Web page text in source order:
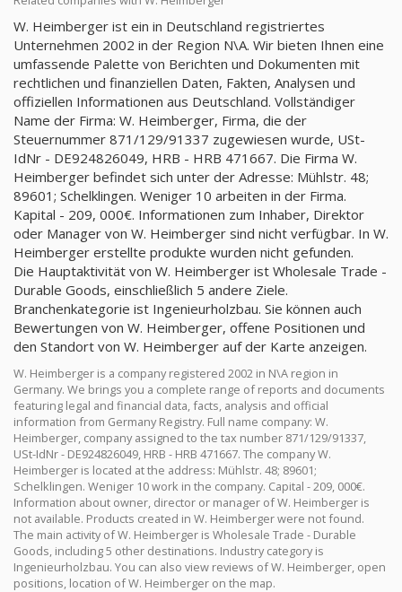
W. Heimberger ist ein in Deutschland registriertes
Unternehmen 2002 in der Region N\A. Wir bieten Ihnen eine
umfassende Palette von Berichten und Dokumenten mit
rechtlichen und finanziellen Daten, Fakten, Analysen und
offiziellen Informationen aus Deutschland. Vollständiger
Name der Firma: W. Heimberger, Firma, die der
Steuernummer 871/129/91337 zugewiesen wurde, USt-
IdNr - DE924826049, HRB - HRB 471667. Die Firma W.
Heimberger befindet sich unter der Adresse: Mühlstr. 48;
89601; Schelklingen. Weniger 10 arbeiten in der Firma.
Kapital - 209, 000€. Informationen zum Inhaber, Direktor
oder Manager von W. Heimberger sind nicht verfügbar. In W.
Heimberger erstellte produkte wurden nicht gefunden.
Die Hauptaktivität von W. Heimberger ist Wholesale Trade -
Durable Goods, einschließlich 5 andere Ziele.
Branchenkategorie ist Ingenieurholzbau. Sie können auch
Bewertungen von W. Heimberger, offene Positionen und
den Standort von W. Heimberger auf der Karte anzeigen.
W. Heimberger is a company registered 2002 in N\A region in
Germany. We brings you a complete range of reports and documents
featuring legal and financial data, facts, analysis and official
information from Germany Registry. Full name company: W.
Heimberger, company assigned to the tax number 871/129/91337,
USt-IdNr - DE924826049, HRB - HRB 471667. The company W.
Heimberger is located at the address: Mühlstr. 48; 89601;
Schelklingen. Weniger 10 work in the company. Capital - 209, 000€.
Information about owner, director or manager of W. Heimberger is
not available. Products created in W. Heimberger were not found.
The main activity of W. Heimberger is Wholesale Trade - Durable
Goods, including 5 other destinations. Industry category is
Ingenieurholzbau. You can also view reviews of W. Heimberger, open
positions, location of W. Heimberger on the map.